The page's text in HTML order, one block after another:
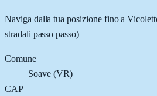
Naviga dalla tua posizione fino a
stradali passo passo)
Comune
Soave(VR)
CAP